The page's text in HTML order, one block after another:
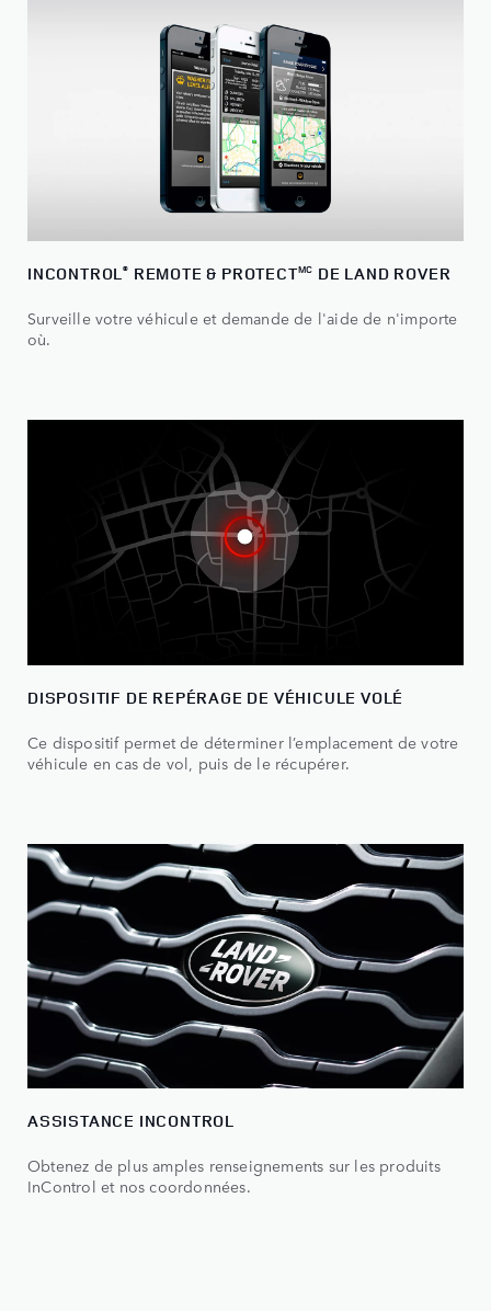
INCONTROL® REMOTE & PROTECTMC DE LAND ROVER
Surveille votre véhicule et demande de l'aide de n'importe
où.
DISPOSITIF DE REPÉRAGE DE VÉHICULE VOLÉ
Ce dispositif permet de déterminer l’emplacement de votre
véhicule en cas de vol, puis de le récupérer.
ASSISTANCE INCONTROL
Obtenez de plus amples renseignements sur les produits
InControl et nos coordonnées.